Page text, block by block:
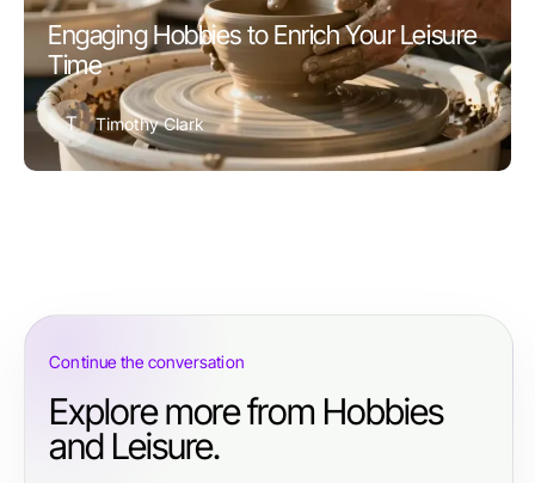
Engaging Hobbies to Enrich Your Leisure
Time
T Timothy Clark
Continue the conversation
Explore more from Hobbies
and Leisure.